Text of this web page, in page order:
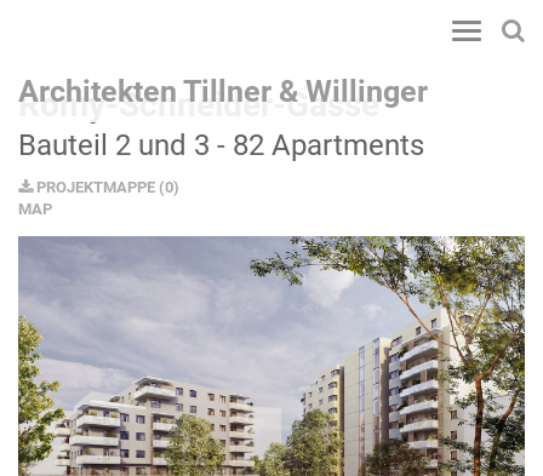
Toggle
Architekten Tillner & Willinger
Romy-Schneider-Gasse
Bauteil 2 und 3 - 82 Apartments
PROJEKTMAPPE (0)
MAP